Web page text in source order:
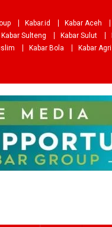
Kabar.id Kabar Aceh
Kabar Sulteng Kabar Sulut
Kabar Bola Kabar Agri